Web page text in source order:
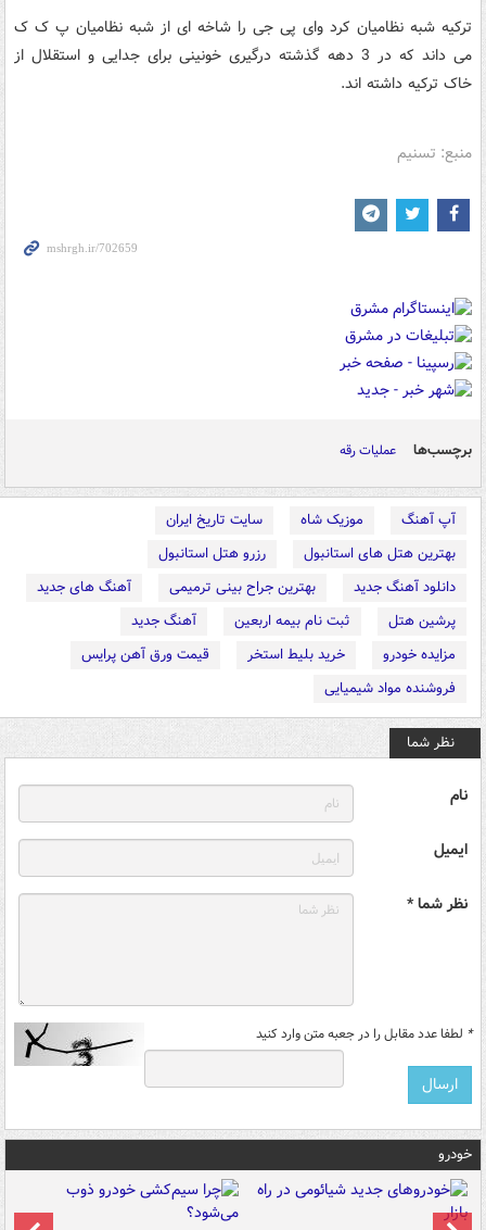
ترکیه شبه نظامیان کرد وای پی جی را شاخه ای از شبه نظامیان پ ک ک
می داند که در 3 دهه گذشته درگیری خونینی برای جدایی و استقلال از
خاک ترکیه داشته اند.
منبع: تسنیم
برچسب‌ها عملیات رقه
آپ آهنگ موزیک شاه
سایت تاریخ ایران
بهترین هتل های استانبول
رزرو هتل استانبول
دانلود آهنگ جدید
بهترین جراح بینی ترمیمی
آهنگ های جدید
پرشین هتل
ثبت نام بیمه اربعین
آهنگ جدید
مزایده خودرو
خرید بلیط استخر
قیمت ورق آهن پرایس
فروشنده مواد شیمیایی
نظر شما
نام
ایمیل
نظر شما *
* لطفا عدد مقابل را در جعبه متن وارد کنید
خودرو